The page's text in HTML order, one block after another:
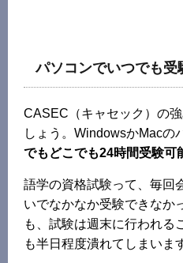
パソコンでいつでも受
CASEC（キャセック）の
しょう。WindowsかMacの
でもどこでも24時間受験可
語学の資格試験って、毎回
いでなかなか受験できなか
も、試験は週末に行われる
も半日程度潰れてしまいま